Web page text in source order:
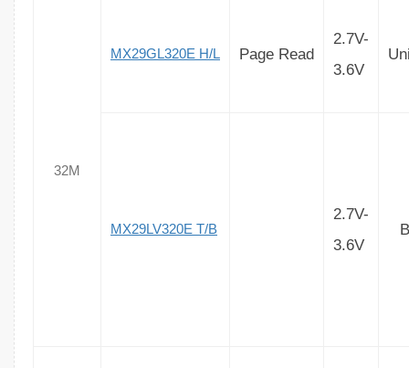
32M
MX29GL320E H/L Page Read
2.7V-
3.6V
MX29LV320E T/B
2.7V-
3.6V